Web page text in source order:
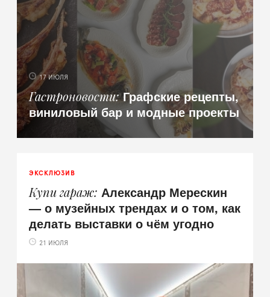
17 ИЮЛЯ
Гастроновости Графские рецепты,
виниловый бар и модные проекты
ЭКСКЛЮЗИВ
Купи гараж Александр Мерескин
— о музейных трендах и о том, как
делать выставки о чём угодно
21 ИЮЛЯ